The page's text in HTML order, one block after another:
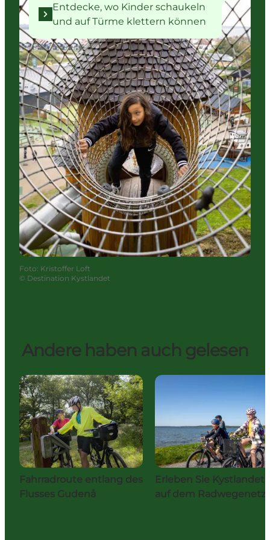
Entdecke, wo Kinder schaukeln
und auf Türme klettern können
Foto: Kristoffer Loft
© Destination Kystlandet
Andere haben auch gelesen
Fahrradroute entlang des
Flusses Gudenå
Erleben Sie Kystlandet
auf dem Radwegenetz